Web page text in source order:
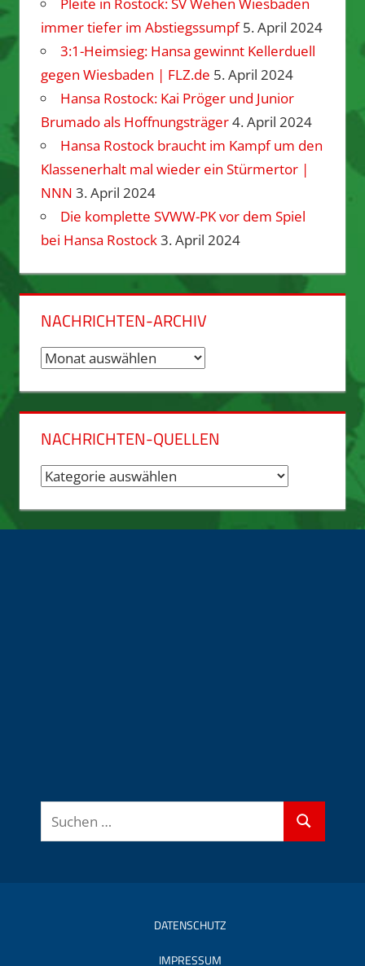
Pleite in Rostock: SV Wehen Wiesbaden
immer tiefer im Abstiegssumpf 5. April 2024
3:1-Heimsieg: Hansa gewinnt Kellerduell
gegen Wiesbaden | FLZ.de 5. April 2024
Hansa Rostock: Kai Pröger und Junior
Brumado als Hoffnungsträger4. April 2024
Hansa Rostock braucht im Kampf um den
Klassenerhalt mal wieder ein Stürmertor |
NNN 3. April 2024
Die komplette SVWW-PK vor dem Spiel
bei Hansa Rostock3. April 2024
NACHRICHTEN-ARCHIV
Nachrichten-
NACHRICHTEN-QUELLEN
Nachrichten-
Suchen
nach:
Suchen
DATENSCHUTZ
IMPRESSUM